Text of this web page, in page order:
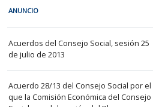
cada
fila
de
la
siguiente
tabla
encontrará
del
Consejo
ANUNCIO
Acuerdos del Consejo Social, sesión 25
de julio de 2013
Acuerdo 28/13 del Consejo Social por el
que la Comisión Económica del Consejo